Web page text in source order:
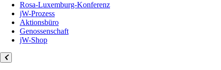
Rosa-Luxemburg-Konferenz
jW-Prozess
Aktionsbüro
Genossenschaft
jW-Shop